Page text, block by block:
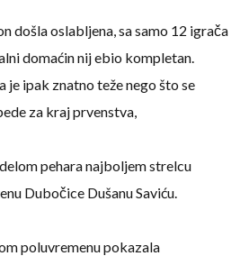
došla oslabljena, sa samo 12 igrača
domaćin nij ebio kompletan.
je ipak znatno teže nego što se
za kraj prvenstva,
pehara najboljem strelcu
Dubočice Dušanu Saviću.
poluvremenu pokazala